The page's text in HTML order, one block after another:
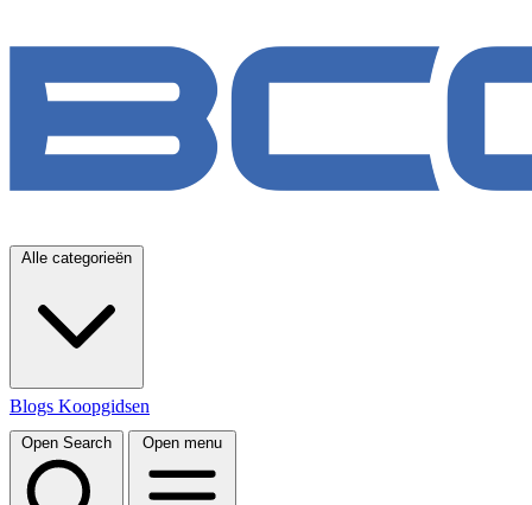
Alle categorieën
Blogs Koopgidsen
Open Search Open menu